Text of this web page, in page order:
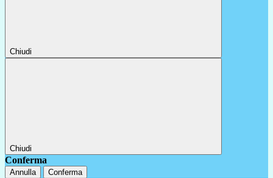
Chiudi
Chiudi
Conferma
Annulla Conferma